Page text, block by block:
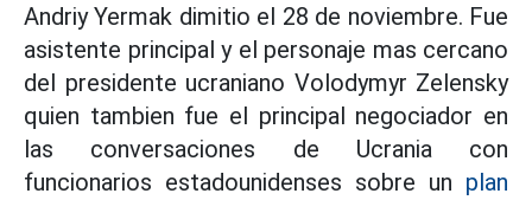
Andriy Yermak dimitio el 28 de noviembre. Fue
asistente principal y el personaje mas cercano
del presidente ucraniano Volodymyr Zelensky
quien tambien fue el principal negociador en
las conversaciones de Ucrania con
funcionarios estadounidenses sobre un plan